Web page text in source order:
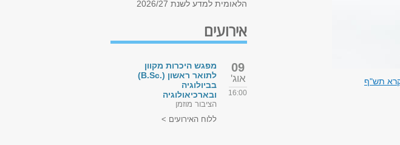
תש"ף
הלאומית למדע לשנת 2026/27
אירועים
09
אוג'
16:00
מפגש היכרות מקוון
לתואר ראשון (.B.Sc)
בביולוגיה
ובארכיאולוגיה
הציבור מוזמן
ללוח האירועים >